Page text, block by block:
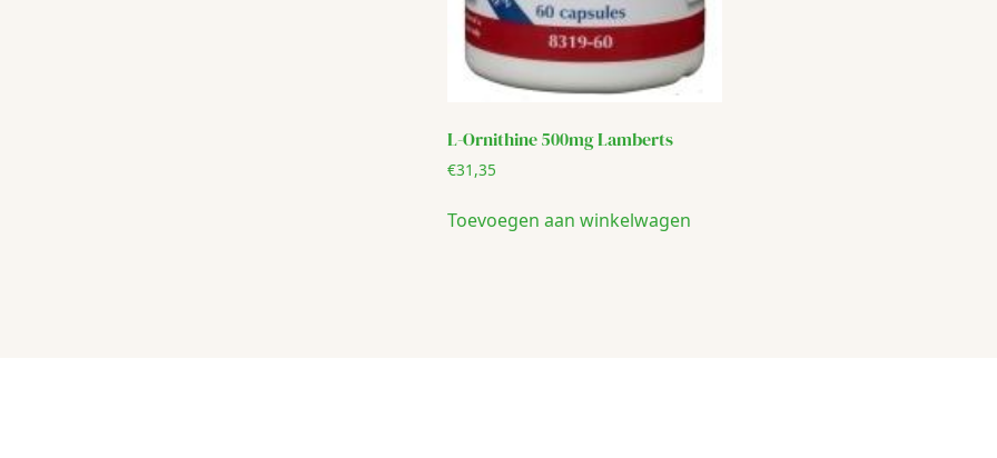
L-Ornithine 500mg Lamberts
€31,35
Toevoegen aan winkelwagen